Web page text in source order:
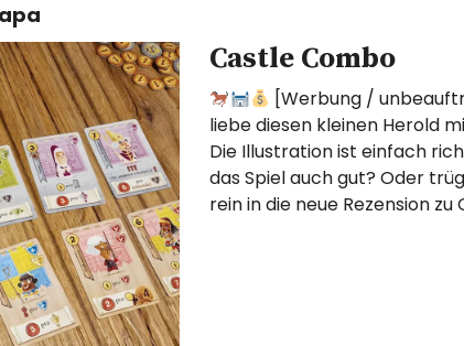
Castle Combo
[Werbung /
liebe diesen kleinen Herold
Die Illustration ist einfach
das Spiel auch gut? Oder
rein in die neue Rezension zu